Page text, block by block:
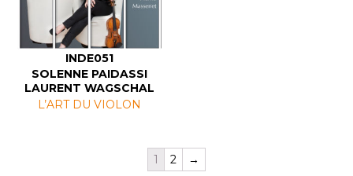
INDE051
SOLENNE PAIDASSI
LAURENT WAGSCHAL
L’ART DU VIOLON
1 2 →